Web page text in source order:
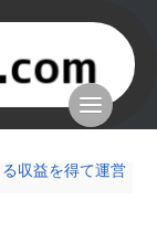
収益を得て運営